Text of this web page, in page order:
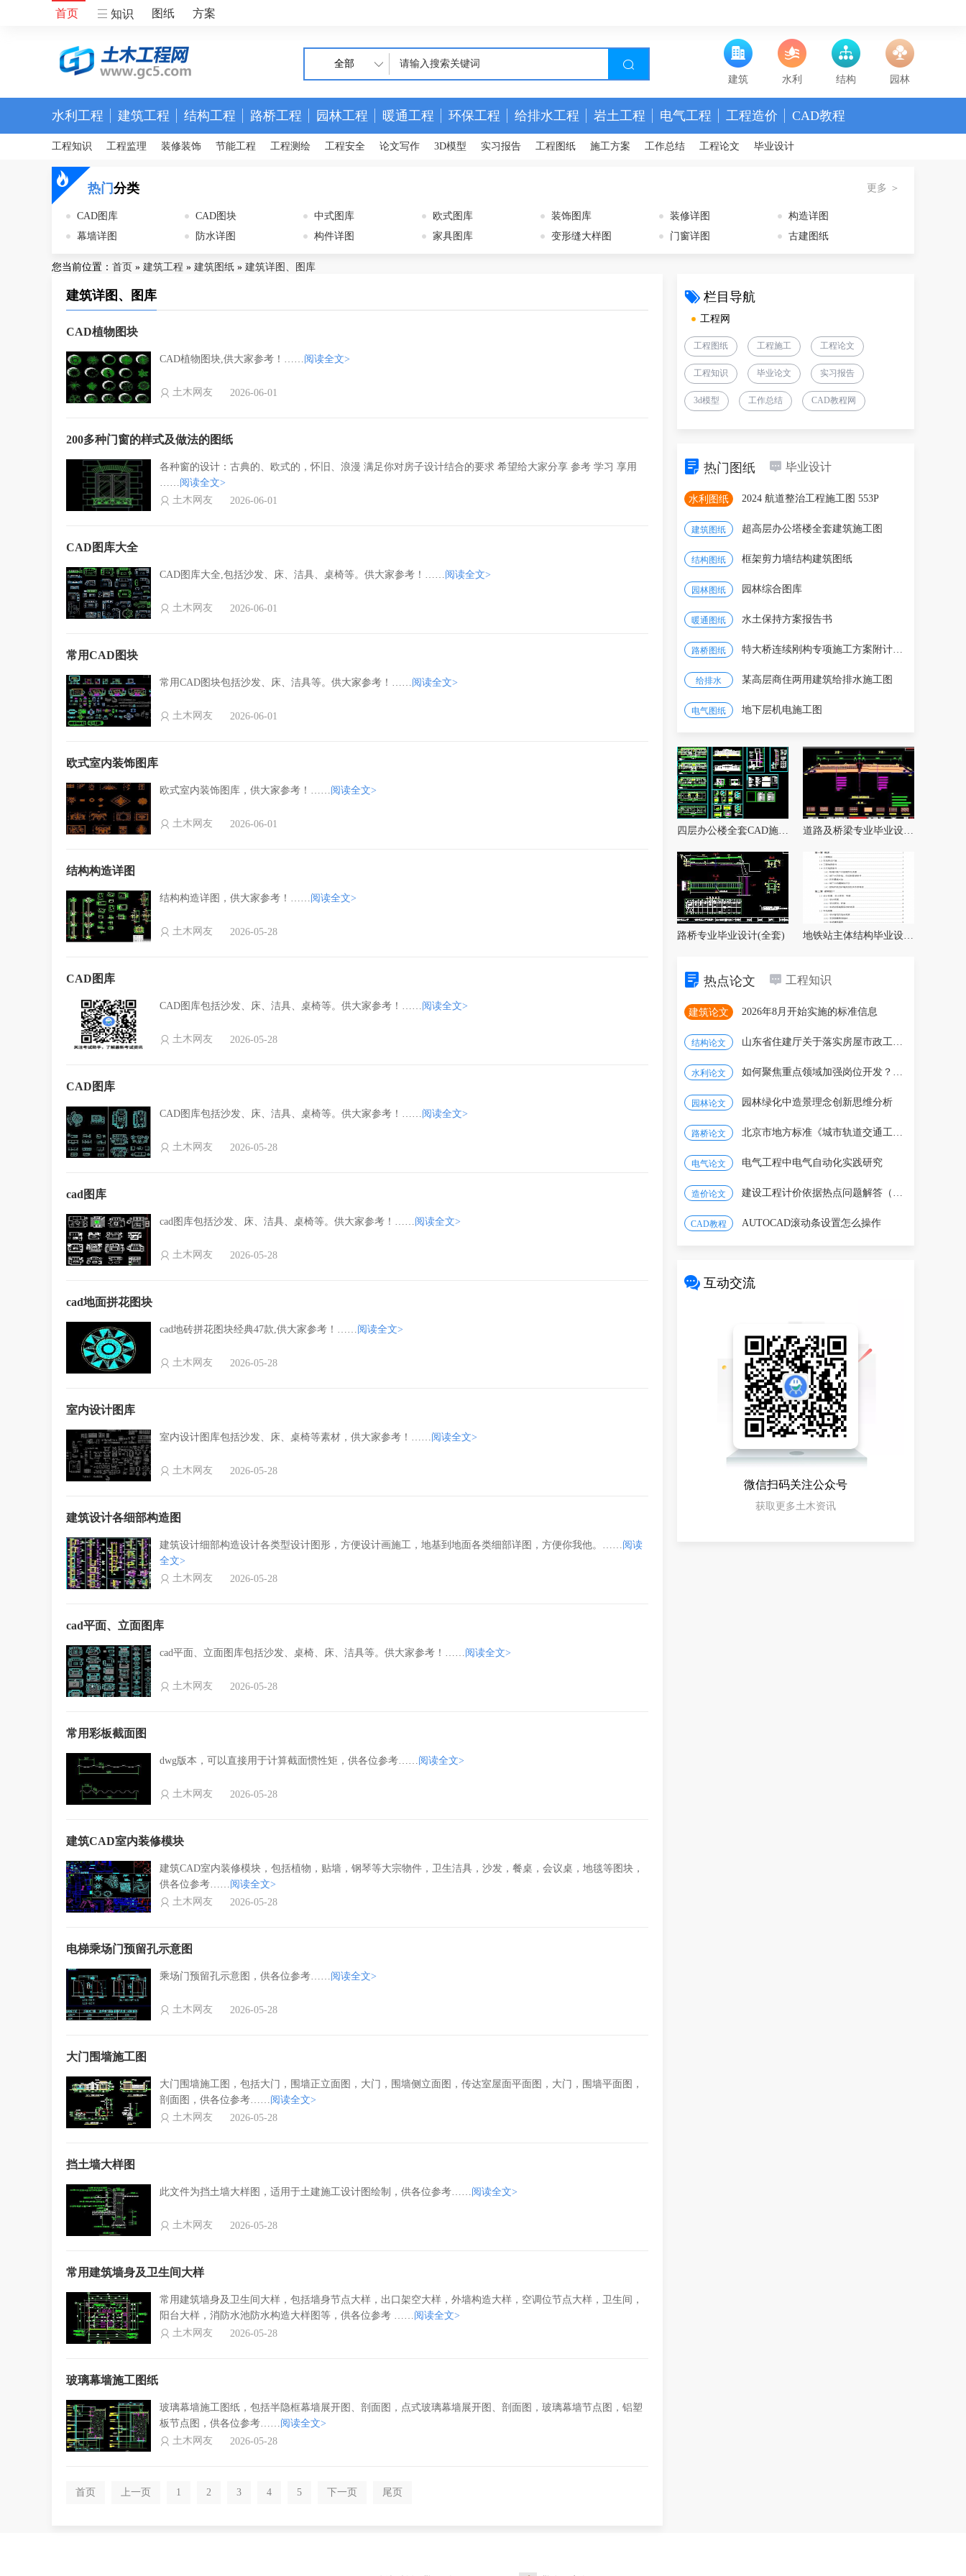
首页 知识 图纸 方案
全部
建筑
水利 结构 园林
水利工程 建筑工程 结构工程 路桥工程 园林工程 暖通工程 环保工程 给排水工程 岩土工程 电气工程 工程造价 CAD教程
工程知识 工程监理 装修装饰 节能工程 工程测绘 工程安全 论文写作 3D模型 实习报告 工程图纸 施工方案 工作总结 工程论文 毕业设计
热门分类 更多 ＞
CAD图库 CAD图块 中式图库 欧式图库 装饰图库 装修详图
构造详图
幕墙详图
防水详图 构件详图 家具图库 变形缝大样图 门窗详图 古建图纸
您当前位置： 首页 » 建筑工程 » 建筑图纸 » 建筑详图、图库
建筑详图、图库
CAD植物图块
CAD植物图块,供大家参考！……阅读全文>
土木网友 2026-06-01
200多种门窗的样式及做法的图纸
各种窗的设计：古典的、欧式的，怀旧、浪漫 满足你对房子设计结合的要求 希望给大家分享 参考 学习 享用
……阅读全文>
土木网友
2026-06-01
CAD图库大全
CAD图库大全,包括沙发、床、洁具、桌椅等。供大家参考！……阅读全文>
土木网友 2026-06-01
常用CAD图块
常用CAD图块包括沙发、床、洁具等。供大家参考！……阅读全文>
土木网友 2026-06-01
欧式室内装饰图库
欧式室内装饰图库，供大家参考！……阅读全文>
土木网友 2026-06-01
结构构造详图
结构构造详图，供大家参考！……阅读全文>
土木网友 2026-05-28
CAD图库
CAD图库包括沙发、床、洁具、桌椅等。供大家参考！……阅读全文>
土木网友 2026-05-28
CAD图库
CAD图库包括沙发、床、洁具、桌椅等。供大家参考！……阅读全文>
土木网友 2026-05-28
cad图库
cad图库包括沙发、床、洁具、桌椅等。供大家参考！……阅读全文>
土木网友 2026-05-28
cad地面拼花图块
cad地砖拼花图块经典47款,供大家参考！……阅读全文>
土木网友 2026-05-28
室内设计图库
室内设计图库包括沙发、床、桌椅等素材，供大家参考！……阅读全文>
土木网友 2026-05-28
建筑设计各细部构造图
建筑设计细部构造设计各类型设计图形，方便设计画施工，地基到地面各类细部详图，方便你我他。……阅读
全文>
土木网友
2026-05-28
cad平面、立面图库
cad平面、立面图库包括沙发、桌椅、床、洁具等。供大家参考！……阅读全文>
土木网友 2026-05-28
常用彩板截面图
dwg版本，可以直接用于计算截面惯性矩，供各位参考……阅读全文>
土木网友 2026-05-28
建筑CAD室内装修模块
建筑CAD室内装修模块，包括植物，贴墙，钢琴等大宗物件，卫生洁具，沙发，餐桌，会议桌，地毯等图块，
供各位参考……阅读全文>
土木网友
2026-05-28
电梯乘场门预留孔示意图
乘场门预留孔示意图，供各位参考……阅读全文>
土木网友 2026-05-28
大门围墙施工图
大门围墙施工图，包括大门，围墙正立面图，大门，围墙侧立面图，传达室屋面平面图，大门，围墙平面图，
剖面图，供各位参考……阅读全文>
土木网友
2026-05-28
挡土墙大样图
此文件为挡土墙大样图，适用于土建施工设计图绘制，供各位参考……阅读全文>
土木网友 2026-05-28
常用建筑墙身及卫生间大样
常用建筑墙身及卫生间大样，包括墙身节点大样，出口架空大样，外墙构造大样，空调位节点大样，卫生间，
阳台大样，消防水池防水构造大样图等，供各位参考 ……阅读全文>
土木网友
2026-05-28
玻璃幕墙施工图纸
玻璃幕墙施工图纸，包括半隐框幕墙展开图、剖面图，点式玻璃幕墙展开图、剖面图，玻璃幕墙节点图，铝塑
板节点图，供各位参考……阅读全文>
土木网友
2026-05-28
首页 上一页 1 2 3 4 5 下一页 尾页
栏目导航
工程网
工程图纸 工程施工 工程论文
工程知识 毕业论文 实习报告
3d模型 工作总结 CAD教程网
热门图纸 毕业设计
水利图纸 2024 航道整治工程施工图 553P
建筑图纸 超高层办公塔楼全套建筑施工图
结构图纸 框架剪力墙结构建筑图纸
园林图纸 园林综合图库
暖通图纸 水土保持方案报告书
路桥图纸 特大桥连续刚构专项施工方案附计算书图纸
给排水 某高层商住两用建筑给排水施工图
电气图纸 地下层机电施工图
四层办公楼全套CAD施工图纸 道路及桥梁专业毕业设计全套
路桥专业毕业设计(全套) 地铁站主体结构毕业设计（含开题报告、任务
热点论文 工程知识
建筑论文 2026年8月开始实施的标准信息
结构论文 山东省住建厅关于落实房屋市政工程建设单位安全生
水利论文 如何聚焦重点领域加强岗位开发？一图看懂
园林论文 园林绿化中造景理念创新思维分析
路桥论文 北京市地方标准《城市轨道交通工程设计标准》修订
电气论文 电气工程中电气自动化实践研究
造价论文 建设工程计价依据热点问题解答（2026年4月）
CAD教程 AUTOCAD滚动条设置怎么操作
互动交流
微信扫码关注公众号
获取更多土木资讯